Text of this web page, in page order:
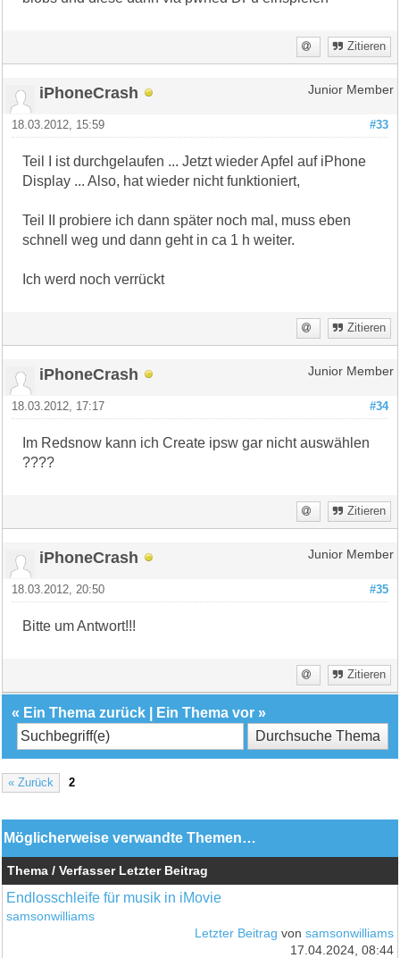
Zitieren
iPhoneCrash Junior Member
#33
18.03.2012, 15:59
Teil I ist durchgelaufen ... Jetzt wieder Apfel auf iPhone
Display ... Also, hat wieder nicht funktioniert,
Teil II probiere ich dann später noch mal, muss eben
schnell weg und dann geht in ca 1 h weiter.
Ich werd noch verrückt
Zitieren
iPhoneCrash Junior Member
#34
18.03.2012, 17:17
Im Redsnow kann ich Create ipsw gar nicht auswählen
????
Zitieren
iPhoneCrash Junior Member
#35
18.03.2012, 20:50
Bitte um Antwort!!!
Zitieren
« Ein Thema zurück Ein Thema vor »
« Zurück 2
Möglicherweise verwandte Themen…
Thema / Verfasser Letzter Beitrag
Endlosschleife für musik in iMovie
samsonwilliams
Letzter Beitrag von samsonwilliams
17.04.2024, 08:44